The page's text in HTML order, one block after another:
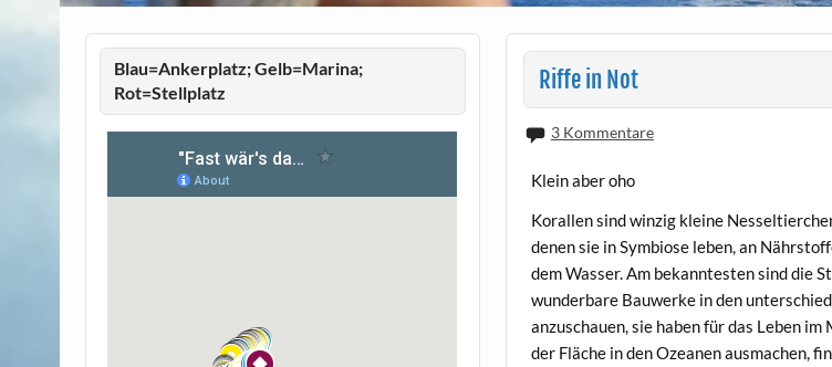
Riffe in Not
3 Kommentare
Klein aber oho
Korallen sind winzig kleine
denen sie in Symbiose leben, an
dem Wasser. Am bekanntesten sind die
wunderbare Bauwerke in den
anzuschauen, sie haben für das Leben
der Fläche in den Ozeanen ausmachen,
Blau=Ankerplatz; Gelb=Marina;
Rot=Stellplatz